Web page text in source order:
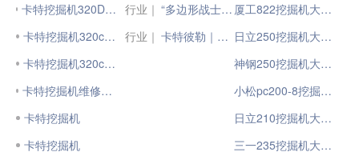
卡特挖掘机320D和320DL有什么区别？
卡特挖掘机320c问题求助
卡特挖掘机320c不能加油
卡特挖掘机维修之 卡特320挖掘机维修
卡特挖掘机
卡特挖掘机
行业｜
“多边形战士”CAT®（卡特）国四326 GC，挖机实力派！
行业｜
卡特彼勒｜第20万台！
厦工822挖掘机大小臂
日立250挖掘机大小臂
神钢250挖掘机大小臂
小松pc200-8挖掘机大小臂
日立210挖掘机大小臂
三一235挖掘机大小臂